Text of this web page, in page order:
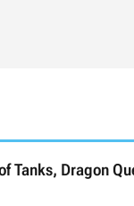
Tanks, Dragon